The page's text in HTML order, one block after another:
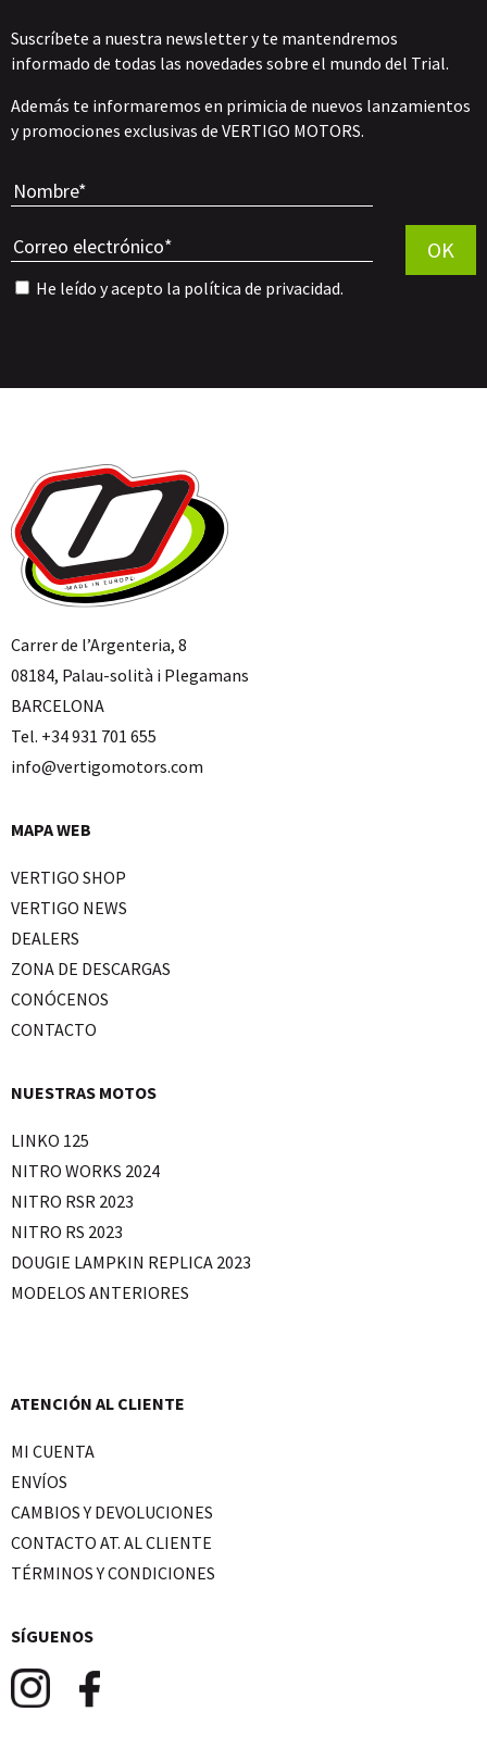
Suscríbete a nuestra newsletter y te mantendremos
informado de todas las novedades sobre el mundo del Trial.
Además te informaremos en primicia de nuevos lanzamientos
y promociones exclusivas de VERTIGO MOTORS.
He leído y acepto la política de privacidad.
OK
Carrer de l’Argenteria, 8
08184, Palau-solità i Plegamans
BARCELONA
Tel. +34 931 701 655
info@vertigomotors.com
MAPA WEB
VERTIGO SHOP
VERTIGO NEWS
DEALERS
ZONA DE DESCARGAS
CONÓCENOS
CONTACTO
NUESTRAS MOTOS
LINKO 125
NITRO WORKS 2024
NITRO RSR 2023
NITRO RS 2023
DOUGIE LAMPKIN REPLICA 2023
MODELOS ANTERIORES
ATENCIÓN AL CLIENTE
MI CUENTA
ENVÍOS
CAMBIOS Y DEVOLUCIONES
CONTACTO AT. AL CLIENTE
TÉRMINOS Y CONDICIONES
SÍGUENOS